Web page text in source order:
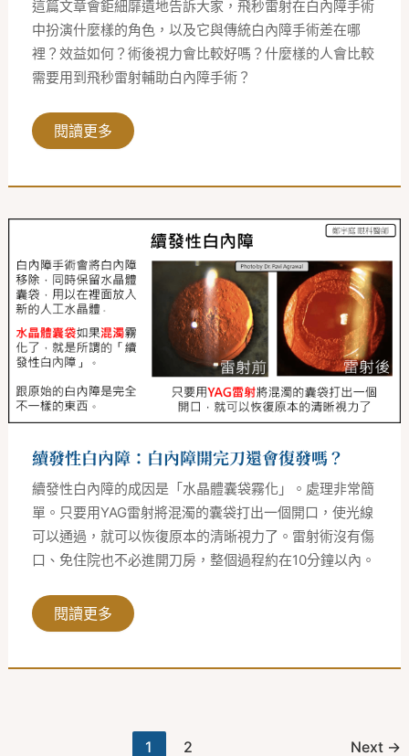
這篇文章會鉅細靡遺地告訴大家，飛秒雷射在白內障手術
中扮演什麼樣的角色，以及它與傳統白內障手術差在哪
裡？效益如何？術後視力會比較好嗎？什麼樣的人會比較
需要用到飛秒雷射輔助白內障手術？
別？
閱讀更多
續發性白內障：白內障開完刀還會復發嗎？
續發性白內障的成因是「水晶體囊袋霧化」。處理非常簡
單。只要用YAG雷射將混濁的囊袋打出一個開口，使光線
可以通過，就可以恢復原本的清晰視力了。雷射術沒有傷
口、免住院也不必進開刀房，整個過程約在10分鐘以內。
續
白
內
障：
白
內
障
開
完
刀
還
會
復
嗎？
閱讀更多
1 2 Next →